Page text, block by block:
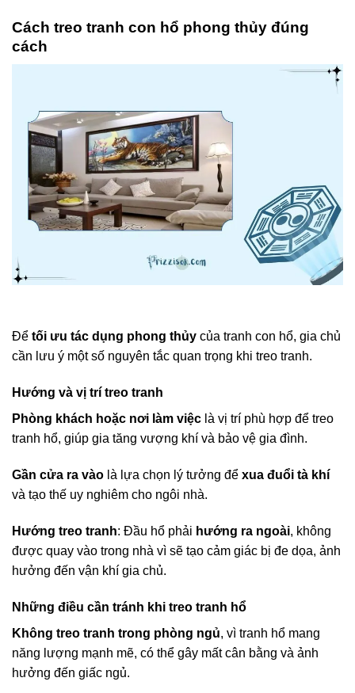
Cách treo tranh con hổ phong thủy đúng
cách
Để tối ưu tác dụng phong thủy của tranh con hổ, gia chủ
cần lưu ý một số nguyên tắc quan trọng khi treo tranh.
Hướng và vị trí treo tranh
Phòng khách hoặc nơi làm việc là vị trí phù hợp để treo
tranh hổ, giúp gia tăng vượng khí và bảo vệ gia đình.
Gần cửa ra vào là lựa chọn lý tưởng để xua đuổi tà khí
và tạo thế uy nghiêm cho ngôi nhà.
Hướng treo tranh: Đầu hổ phải hướng ra ngoài, không
được quay vào trong nhà vì sẽ tạo cảm giác bị đe dọa, ảnh
hưởng đến vận khí gia chủ.
Những điều cần tránh khi treo tranh hổ
Không treo tranh trong phòng ngủ, vì tranh hổ mang
năng lượng mạnh mẽ, có thể gây mất cân bằng và ảnh
hưởng đến giấc ngủ.